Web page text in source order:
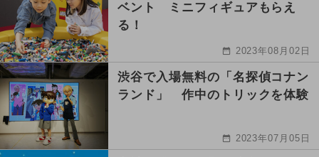
ベント ミニフィギュアもらえ
る！
2023年08月02日
渋谷で入場無料の「名探偵コナン
ランド」 作中のトリックを体験
2023年07月05日